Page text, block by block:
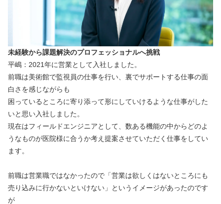
未経験から課題解決のプロフェッショナルへ挑戦
平嶋：2021年に営業として入社しました。
前職は美術館で監視員の仕事を行い、裏でサポートする仕事の面
白さを感じながらも
困っているところに寄り添って形にしていけるような仕事がした
いと思い入社しました。
現在はフィールドエンジニアとして、数ある機能の中からどのよ
うなものが医院様に合うか考え提案させていただく仕事をしてい
ます。
前職は営業職ではなかったので「営業は欲しくはないところにも
売り込みに行かないといけない」というイメージがあったのです
が